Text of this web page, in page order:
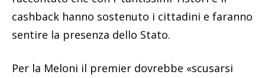
cashback hanno sostenuto i cittadini e faranno
sentire la presenza dello Stato.
Per la Meloni il premier dovrebbe «scusarsi